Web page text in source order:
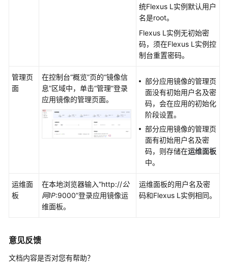
变
统Flexus L实例默认用户
名是root。
Flexus L实例无初始密
码，须在Flexus L实例控
制台重置密码。
管理页
面
在控制台“概览”页的“镜像信
息”区域中，单击“管理”登录
应用镜像的管理页面。
部分应用镜像的管理页
面没有初始用户名及密
码，会在应用的初始化
阶段设置。
部分应用镜像的管理页
面有初始用户名及密
码，则存储在运维面板
中。
运维面
板
在本地浏览器输入“http://公
网IP:9000”登录应用镜像运
维面板。
运维面板的用户名及密
码和Flexus L实例相同。
意见反馈
文档内容是否对您有帮助？